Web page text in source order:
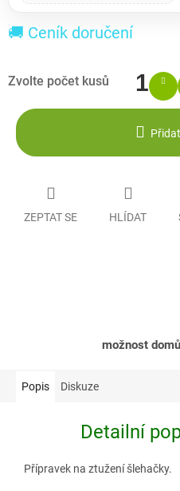
🚚 Ceník doručení
ZEPTAT SE HLÍDAT
možnost
Popis Diskuze
Detailní
Přípravek na ztužení šlehačky.